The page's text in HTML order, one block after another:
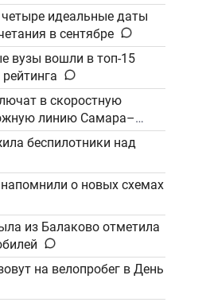
идеальные даты
в сентябре
вузы вошли в топ-15
в скоростную
линию Самара–
беспилотники над
о новых схемах
из Балаково отметила
на велопробег в День